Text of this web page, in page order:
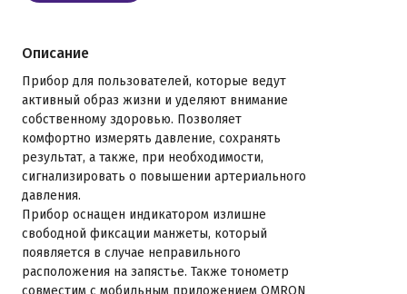
Описание
Прибор для пользователей, которые ведут
активный образ жизни и уделяют внимание
собственному здоровью. Позволяет
комфортно измерять давление, сохранять
результат, а также, при необходимости,
сигнализировать о повышении артериального
давления.
Прибор оснащен индикатором излишне
свободной фиксации манжеты, который
появляется в случае неправильного
расположения на запястье. Также тонометр
совместим с мобильным приложением OMRON